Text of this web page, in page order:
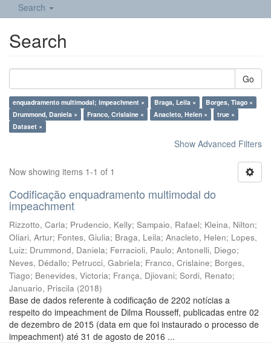
Search
Search
Go
enquadramento multimodal; impeachment × Braga, Leila ×
Borges, Tiago ×
Drummond, Daniela ×
Franco, Crislaine × Anacleto, Helen ×
true ×
Dataset ×
Show Advanced Filters
Now showing items 1-1 of 1
Codificação enquadramento multimodal do
impeachment
Rizzotto, Carla; Prudencio, Kelly; Sampaio, Rafael; Kleina, Nilton;
Oliari, Artur; Fontes, Giulia; Braga, Leila; Anacleto, Helen; Lopes,
Luiz; Drummond, Daniela; Ferracioli, Paulo; Antonelli, Diego;
Neves, Dédallo; Petrucci, Gabriela; Franco, Crislaine; Borges,
Tiago; Benevides, Victoria; França, Djiovani; Sordi, Renato;
Januario, Priscila (2018)
Base de dados referente à codificação de 2202 notícias a
respeito do impeachment de Dilma Rousseff, publicadas entre 02
de dezembro de 2015 (data em que foi instaurado o processo de
impeachment) até 31 de agosto de 2016 ...